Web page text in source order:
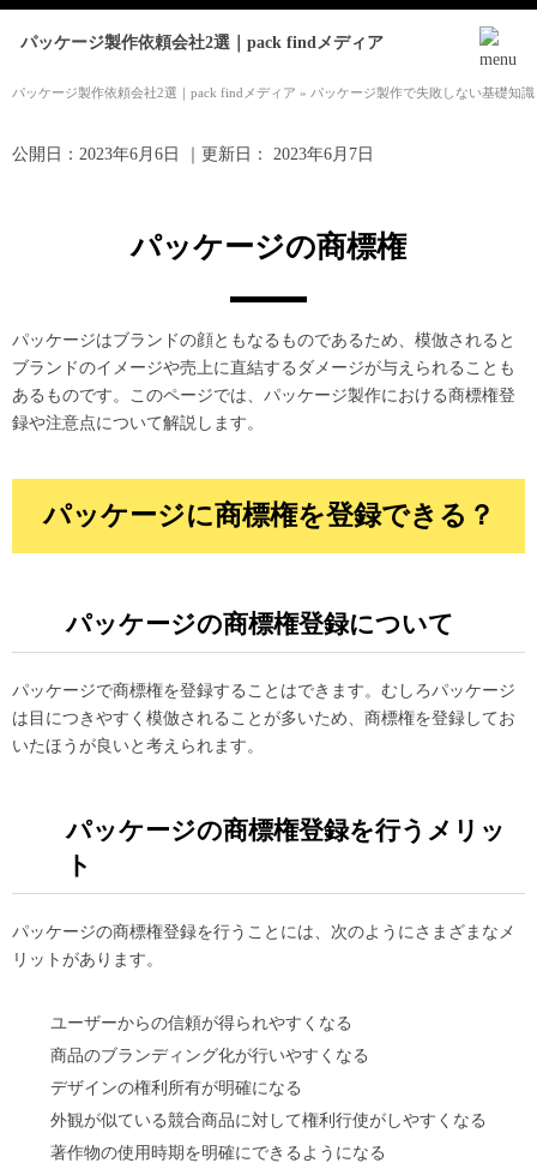
パッケージ製作依頼会社2選｜pack findメディア
パッケージ製作依頼会社2選｜pack findメディア » パッケージ製作で失敗しない基礎知識
公開日： 2023年6月6日 ｜更新日： 2023年6月7日
パッケージの商標権
パッケージはブランドの顔ともなるものであるため、模倣されると
ブランドのイメージや売上に直結するダメージが与えられることも
あるものです。このページでは、パッケージ製作における商標権登
録や注意点について解説します。
パッケージに商標権を登録できる？
パッケージの商標権登録について
パッケージで商標権を登録することはできます。むしろパッケージ
は目につきやすく模倣されることが多いため、商標権を登録してお
いたほうが良いと考えられます。
パッケージの商標権登録を行うメリッ
ト
パッケージの商標権登録を行うことには、次のようにさまざまなメ
リットがあります。
ユーザーからの信頼が得られやすくなる
商品のブランディング化が行いやすくなる
デザインの権利所有が明確になる
外観が似ている競合商品に対して権利行使がしやすくなる
著作物の使用時期を明確にできるようになる